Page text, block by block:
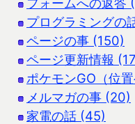
プログラミングの
ページの事 (150)
ページ更新情報
ポケモンGO（位
メルマガの事 (20)
家電の話 (45)